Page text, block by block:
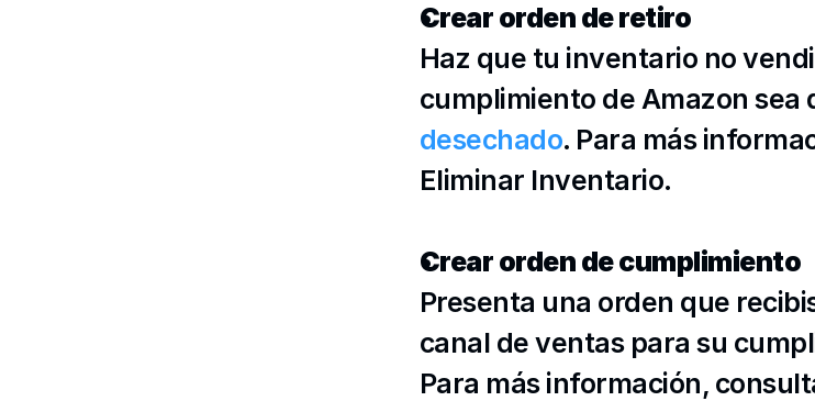
Crear orden de retiro
Haz que tu inventario no
desechado
Eliminar Inventario.
Crear orden de cumplimiento
Presenta una orden que
canal de ventas para su
Para más información,